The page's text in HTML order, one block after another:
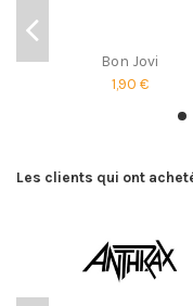
Bon Jovi
1,90 €
Les clients qui ont